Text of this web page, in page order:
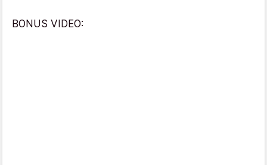
BONUS VIDEO: